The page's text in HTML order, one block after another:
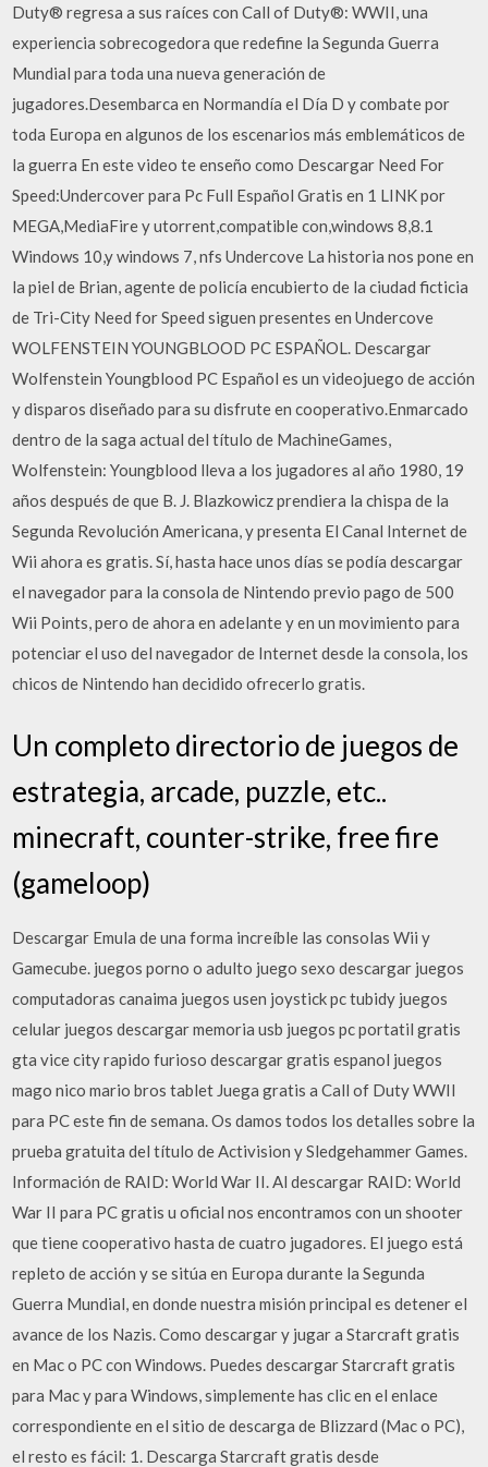
Duty® regresa a sus raíces con Call of Duty®: WWII, una
experiencia sobrecogedora que redefine la Segunda Guerra
Mundial para toda una nueva generación de
jugadores.Desembarca en Normandía el Día D y combate por
toda Europa en algunos de los escenarios más emblemáticos de
la guerra En este video te enseño como Descargar Need For
Speed:Undercover para Pc Full Español Gratis en 1 LINK por
MEGA,MediaFire y utorrent,compatible con,windows 8,8.1
Windows 10,y windows 7, nfs Undercove La historia nos pone en
la piel de Brian, agente de policía encubierto de la ciudad ficticia
de Tri-City Need for Speed siguen presentes en Undercove
WOLFENSTEIN YOUNGBLOOD PC ESPAÑOL. Descargar
Wolfenstein Youngblood PC Español es un videojuego de acción
y disparos diseñado para su disfrute en cooperativo.Enmarcado
dentro de la saga actual del título de MachineGames,
Wolfenstein: Youngblood lleva a los jugadores al año 1980, 19
años después de que B. J. Blazkowicz prendiera la chispa de la
Segunda Revolución Americana, y presenta El Canal Internet de
Wii ahora es gratis. Sí, hasta hace unos días se podía descargar
el navegador para la consola de Nintendo previo pago de 500
Wii Points, pero de ahora en adelante y en un movimiento para
potenciar el uso del navegador de Internet desde la consola, los
chicos de Nintendo han decidido ofrecerlo gratis.
Un completo directorio de juegos de
estrategia, arcade, puzzle, etc..
minecraft, counter-strike, free fire
(gameloop)
Descargar Emula de una forma increíble las consolas Wii y
Gamecube. juegos porno o adulto juego sexo descargar juegos
computadoras canaima juegos usen joystick pc tubidy juegos
celular juegos descargar memoria usb juegos pc portatil gratis
gta vice city rapido furioso descargar gratis espanol juegos
mago nico mario bros tablet Juega gratis a Call of Duty WWII
para PC este fin de semana. Os damos todos los detalles sobre la
prueba gratuita del título de Activision y Sledgehammer Games.
Información de RAID: World War II. Al descargar RAID: World
War II para PC gratis u oficial nos encontramos con un shooter
que tiene cooperativo hasta de cuatro jugadores. El juego está
repleto de acción y se sitúa en Europa durante la Segunda
Guerra Mundial, en donde nuestra misión principal es detener el
avance de los Nazis. Como descargar y jugar a Starcraft gratis
en Mac o PC con Windows. Puedes descargar Starcraft gratis
para Mac y para Windows, simplemente has clic en el enlace
correspondiente en el sitio de descarga de Blizzard (Mac o PC),
el resto es fácil: 1. Descarga Starcraft gratis desde